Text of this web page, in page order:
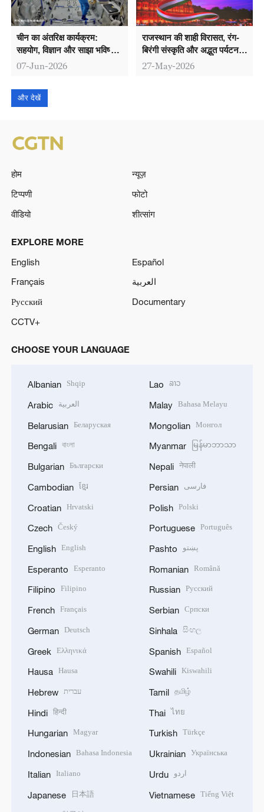
चीन का अंतरिक्ष कार्यक्रम:
सहयोग, विज्ञान और साझा भविष्य
की ओर बढ़ता कदम
07-Jun-2026
राजस्थान की शाही विरासत, रंग-
बिरंगी संस्कृति और अद्भुत पर्यटन
स्थलों की झलक पेइचिंग पहुँची
27-May-2026
और देखें
होम
न्यूज़
टिप्पणी
फोटो
वीडियो
शीत्सांग
EXPLORE MORE
English
Español
Français
العربية
Русский
Documentary
CCTV+
CHOOSE YOUR LANGUAGE
Albanian Shqip
Arabic العربية
Belarusian Беларуская
Bengali বাংলা
Bulgarian Български
Cambodian ខ្មែរ
Croatian Hrvatski
Czech Český
English English
Esperanto Esperanto
Filipino Filipino
French Français
German Deutsch
Greek Ελληνικά
Hausa Hausa
Hebrew עברית
Hindi हिन्दी
Hungarian Magyar
Indonesian Bahasa Indonesia
Italian Italiano
Japanese 日本語
Lao ລາວ
Malay Bahasa Melayu
Mongolian Монгол
Myanmar မြန်မာဘာသာ
Nepali नेपाली
Persian فارسی
Polish Polski
Portuguese Português
Pashto پښتو
Romanian Română
Russian Русский
Serbian Српски
Sinhala සිංහල
Spanish Español
Swahili Kiswahili
Tamil தமிழ்
Thai ไทย
Turkish Türkçe
Ukrainian Українська
Urdu اردو
Vietnamese Tiếng Việt